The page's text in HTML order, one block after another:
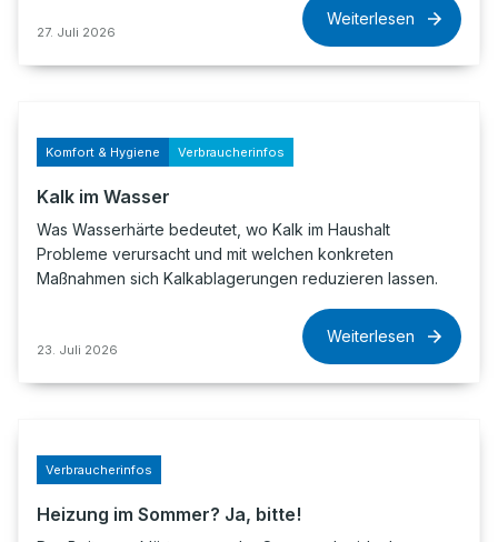
27. Juli 2026
Weiterlesen
Komfort & Hygiene Verbraucherinfos
Kalk im Wasser
Was Wasserhärte bedeutet, wo Kalk im Haushalt
Probleme verursacht und mit welchen konkreten
Maßnahmen sich Kalkablagerungen reduzieren lassen.
23. Juli 2026
Weiterlesen
Verbraucherinfos
Heizung im Sommer? Ja, bitte!